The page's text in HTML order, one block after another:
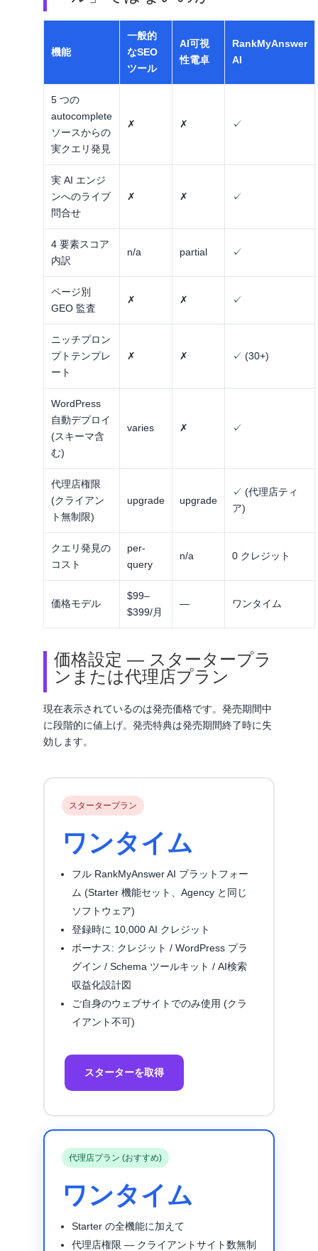
機能
一般的
なSEO
ツール
AI可視
性電卓
RankMyAnswer
AI
5 つの
autocomplete
ソースからの
実クエリ発見
✗ ✗ ✓
実 AI エンジ
ンへのライブ
問合せ
✗ ✗ ✓
4 要素スコア
内訳
n/a partial ✓
ページ別
GEO 監査
✗ ✗ ✓
ニッチプロン
プトテンプレ
ート
✗ ✗ ✓ (30+)
WordPress
自動デプロイ
(スキーマ含
む)
varies ✗ ✓
代理店権限
(クライアン
ト無制限)
upgrade upgrade
✓ (代理店ティ
ア)
クエリ発見の
コスト
per-
query
n/a 0 クレジット
価格モデル
$99–
$399/月
— ワンタイム
価格設定 ― スタータープラ
ンまたは代理店プラン
現在表示されているのは発売価格です。発売期間中
に段階的に値上げ。発売特典は発売期間終了時に失
効します。
スタータープラン
ワンタイム
フル RankMyAnswer AI プラットフォー
ム (Starter 機能セット、Agency と同じ
ソフトウェア)
登録時に 10,000 AI クレジット
ボーナス: クレジット / WordPress プラ
グイン / Schema ツールキット / AI検索
収益化設計図
ご自身のウェブサイトでのみ使用 (クラ
イアント不可)
スターターを取得
代理店プラン (おすすめ)
ワンタイム
Starter の全機能に加えて
代理店権限 ― クライアントサイト数無制